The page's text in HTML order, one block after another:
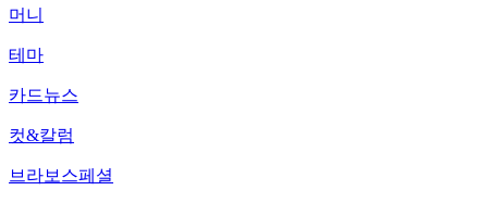
머니
테마
카드뉴스
컷&칼럼
브라보스페셜